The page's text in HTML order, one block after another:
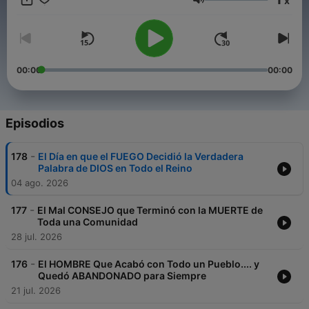
Conviértete en un supporter de este podcast:
https://www.spreaker.com/podcast/mitos-y-leyendas-
-6050303/support.
Volumen
00:00 00:00
Episodios
178 - El Día en que el FUEGO Decidió la Verdadera
Palabra de DIOS en Todo el Reino
04 ago. 2026
177 - El Mal CONSEJO que Terminó con la MUERTE de
Toda una Comunidad
28 jul. 2026
176 - El HOMBRE Que Acabó con Todo un Pueblo.... y
Quedó ABANDONADO para Siempre
21 jul. 2026